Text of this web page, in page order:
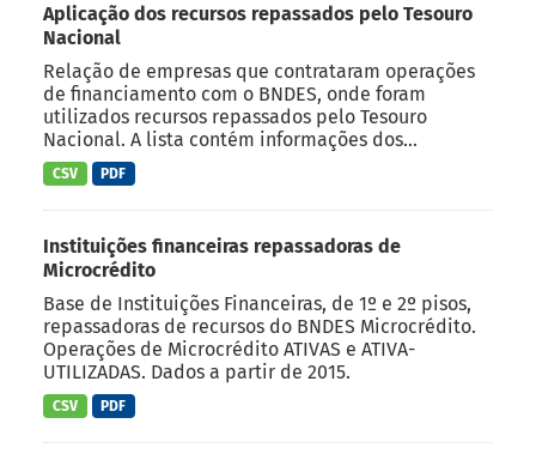
Aplicação dos recursos repassados pelo Tesouro
Nacional
Relação de empresas que contrataram operações
de financiamento com o BNDES, onde foram
utilizados recursos repassados pelo Tesouro
Nacional. A lista contém informações dos...
CSV PDF
Instituições financeiras repassadoras de
Microcrédito
Base de Instituições Financeiras, de 1º e 2º pisos,
repassadoras de recursos do BNDES Microcrédito.
Operações de Microcrédito ATIVAS e ATIVA-
UTILIZADAS. Dados a partir de 2015.
CSV PDF